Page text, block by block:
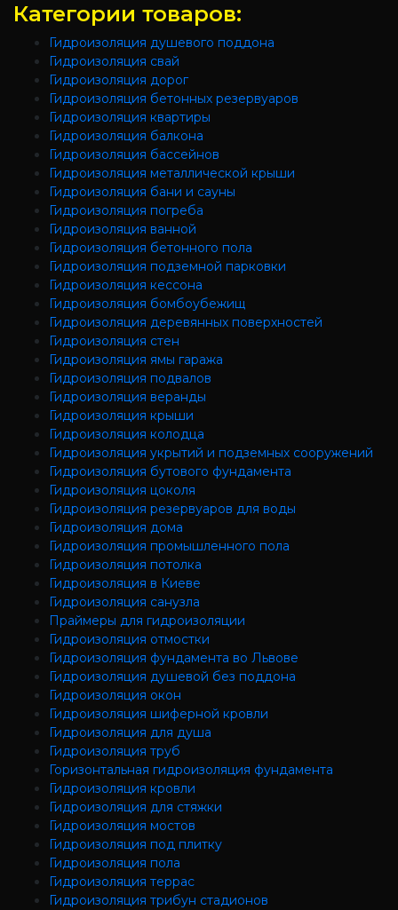
Категории товаров:
Гидроизоляция душевого поддона
Гидроизоляция свай
Гидроизоляция дорог
Гидроизоляция бетонных резервуаров
Гидроизоляция квартиры
Гидроизоляция балкона
Гидроизоляция бассейнов
Гидроизоляция металлической крыши
Гидроизоляция бани и сауны
Гидроизоляция погреба
Гидроизоляция ванной
Гидроизоляция бетонного пола
Гидроизоляция подземной парковки
Гидроизоляция кессона
Гидроизоляция бомбоубежищ
Гидроизоляция деревянных поверхностей
Гидроизоляция стен
Гидроизоляция ямы гаража
Гидроизоляция подвалов
Гидроизоляция веранды
Гидроизоляция крыши
Гидроизоляция колодца
Гидроизоляция укрытий и подземных сооружений
Гидроизоляция бутового фундамента
Гидроизоляция цоколя
Гидроизоляция резервуаров для воды
Гидроизоляция дома
Гидроизоляция промышленного пола
Гидроизоляция потолка
Гидроизоляция в Киеве
Гидроизоляция санузла
Праймеры для гидроизоляции
Гидроизоляция отмостки
Гидроизоляция фундамента во Львове
Гидроизоляция душевой без поддона
Гидроизоляция окон
Гидроизоляция шиферной кровли
Гидроизоляция для душа
Гидроизоляция труб
Горизонтальная гидроизоляция фундамента
Гидроизоляция кровли
Гидроизоляция для стяжки
Гидроизоляция мостов
Гидроизоляция под плитку
Гидроизоляция пола
Гидроизоляция террас
Гидроизоляция трибун стадионов